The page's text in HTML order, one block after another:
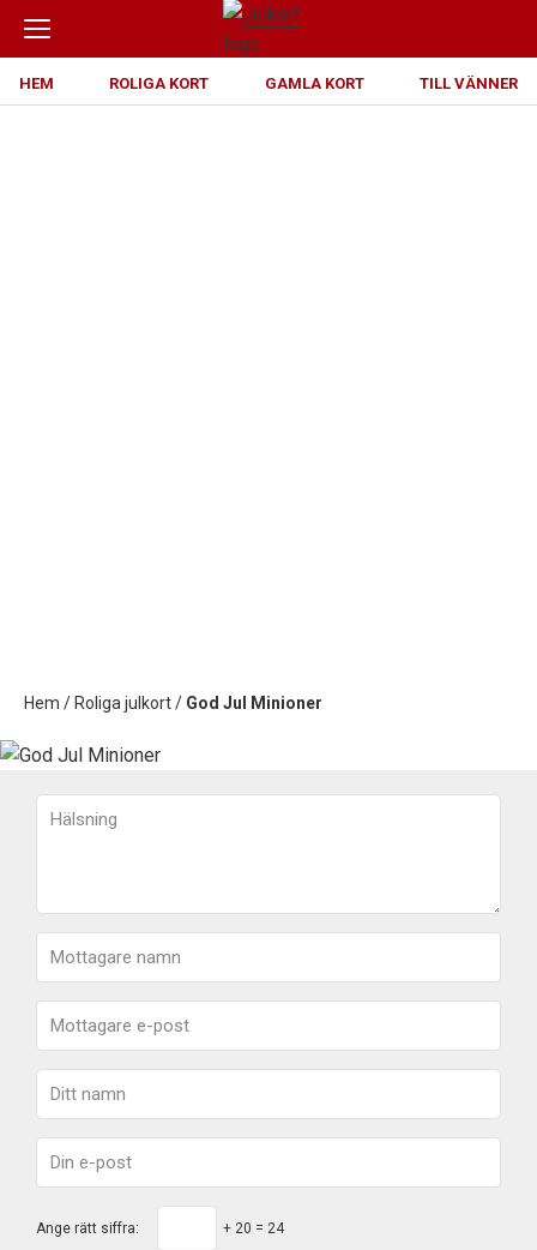
HEM ROLIGA KORT GAMLA KORT TILL VÄNNER
Hem / Roliga julkort/ God Jul Minioner
Ange rätt siffra: + 20 = 24